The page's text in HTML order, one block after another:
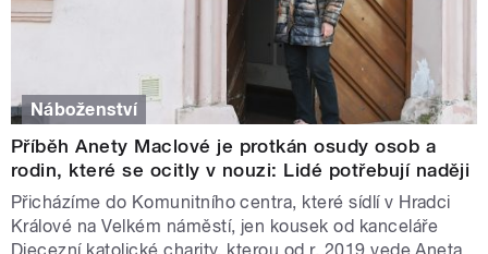
Náboženství
Příběh Anety Maclové je protkán osudy osob a
rodin, které se ocitly v nouzi: Lidé potřebují naději
Přicházíme do Komunitního centra, které sídlí v Hradci
Králové na Velkém náměstí, jen kousek od kanceláře
Diecezní katolické charity, kterou od r. 2019 vede Aneta